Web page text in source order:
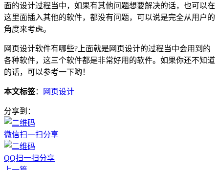
面的设计过程当中，如果有其他问题想要解决的话，也可以在
这里面插入其他的软件，都没有问题，可以说是完全从用户的
角度来考虑。
网页设计软件有哪些?上面就是网页设计的过程当中会用到的
各种软件，这三个软件都是非常好用的软件。如果你还不知道
的话，可以参考一下哟！
本文标签： 网页设计
分享到：
微信扫一扫分享
QQ扫一扫分享